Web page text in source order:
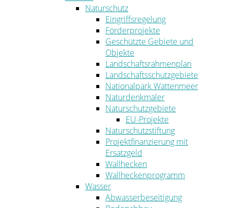
Naturschutz
Eingriffsregelung
Förderprojekte
Geschützte Gebiete und
Objekte
Landschaftsrahmenplan
Landschaftsschutzgebiete
Nationalpark Wattenmeer
Naturdenkmäler
Naturschutzgebiete
EU-Projekte
Naturschutzstiftung
Projektfinanzierung mit
Ersatzgeld
Wallhecken
Wallheckenprogramm
Wasser
Abwasserbeseitigung